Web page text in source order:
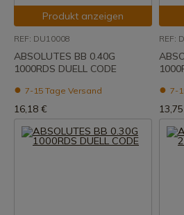
Produkt anzeigen
REF: DU10008
ABSOLUTES BB 0.40G
1000RDS DUELL CODE
7-15 Tage Versand
16,18 €
REF:
7-